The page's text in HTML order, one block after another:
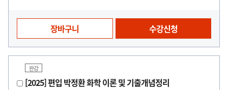
장바구니 수강신청
완강
[2025] 편입 박정환 화학 이론 및 기출개념정리